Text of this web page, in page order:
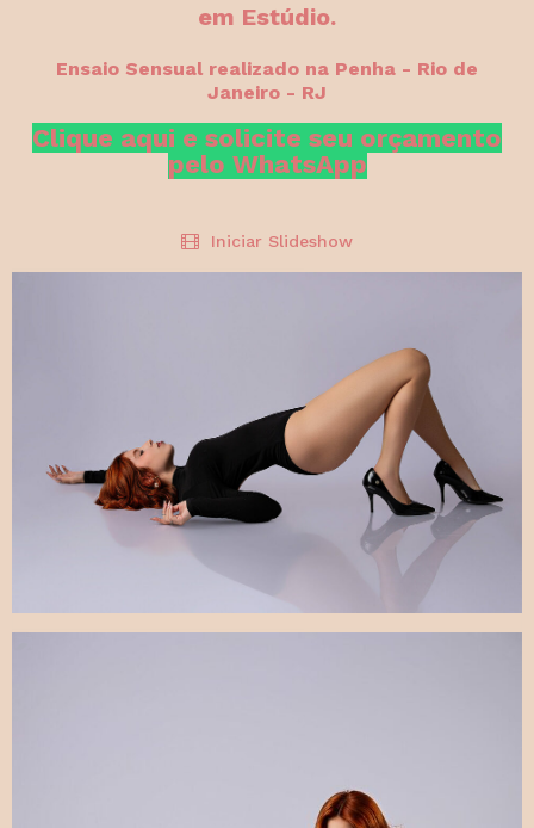
em Estúdio.
Ensaio Sensual realizado na Penha - Rio de
Janeiro - RJ
Clique aqui e solicite seu orçamento
pelo WhatsApp
Iniciar Slideshow